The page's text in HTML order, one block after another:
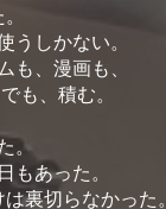
しかない。
、漫画も、
も、積む。
。
あった。
裏切らなかった。